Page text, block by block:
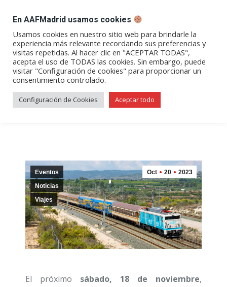
Abrir
enlace
en
una
ventana/pestaña
Abrir
enlace
en
una
ventana/pestaña
Abrir
enlace
en
una
ventana/pestaña
Abrir
enlace
en
una
Abrir
enlace
en
una
«Tren de las Gachas» a
Alcázar de San Juan – ¡Ya a la
venta!
Oct 20 2023
Eventos
Noticias
Viajes
El próximo sábado, 18 de noviembre,
En AAFMadrid usamos cookies
Usamos cookies en nuestro sitio web para brindarle la
experiencia más relevante recordando sus preferencias y
visitas repetidas. Al hacer clic en "ACEPTAR TODAS",
acepta el uso de TODAS las cookies. Sin embargo, puede
visitar "Configuración de cookies" para proporcionar un
consentimiento controlado.
Configuración de Cookies Aceptar todo